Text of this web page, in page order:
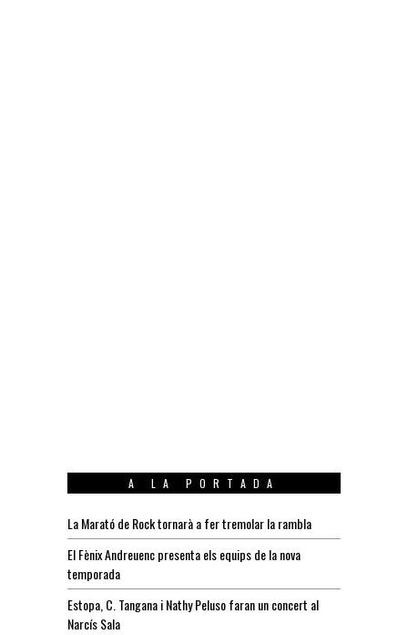
A LA PORTADA
La Marató de Rock tornarà a fer tremolar la rambla
El Fènix Andreuenc presenta els equips de la nova
temporada
Estopa, C. Tangana i Nathy Peluso faran un concert al
Narcís Sala